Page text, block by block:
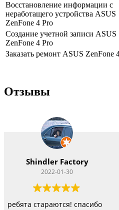
Восстановление информации с
неработащего устройства ASUS
ZenFone 4 Pro
Создание учетной записи ASUS
ZenFone 4 Pro
Заказать ремонт ASUS ZenFone
Отзывы
Vitacom
Работают как черти,